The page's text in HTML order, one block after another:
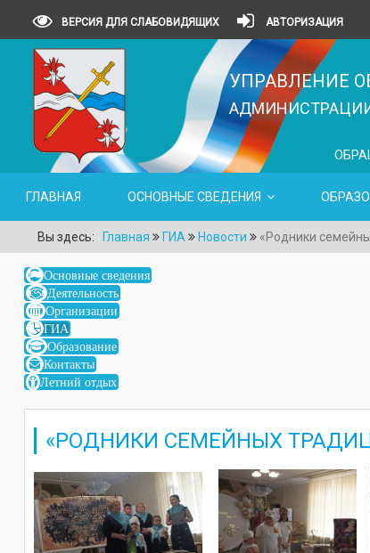
ВЕРСИЯ ДЛЯ СЛАБОВИДЯЩИХ АВТОРИЗАЦИЯ
УПРАВЛЕНИЕ
ГЛАВНАЯ ОСНОВНЫЕ СВЕДЕНИЯ
Вы здесь: Главная ГИА Новости «Родники
Основные сведения
Деятельность
Организации
ГИА
Образование
Контакты
Летний отдых
«РОДНИКИ СЕМЕЙНЫХ